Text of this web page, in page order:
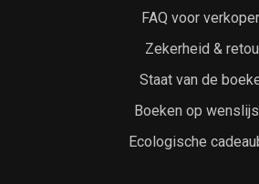
FAQ voor
Zekerheid &
Staat van de
Boeken op
Ecologische